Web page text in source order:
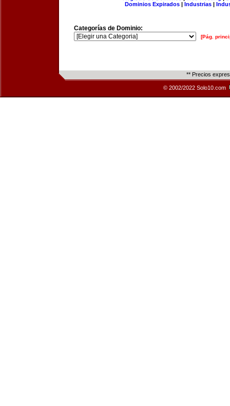
Dominios Expirados | Industrias |
Categorías de Dominio:
[Pág.
** Precios
© 2002/2022 Solo10.com